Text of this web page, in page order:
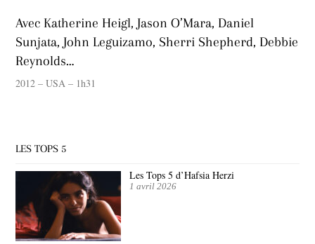
Avec Katherine Heigl, Jason O’Mara, Daniel
Sunjata, John Leguizamo, Sherri Shepherd, Debbie
Reynolds…
2012 – USA – 1h31
LES TOPS 5
Les Tops 5 d’Hafsia Herzi
1 avril 2026